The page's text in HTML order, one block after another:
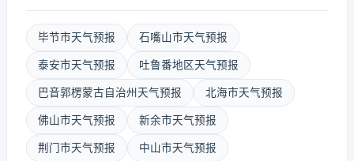
毕节市天气预报 石嘴山市天气预报
泰安市天气预报 吐鲁番地区天气预报
巴音郭楞蒙古自治州天气预报 北海市天气预报
佛山市天气预报 新余市天气预报
荆门市天气预报 中山市天气预报